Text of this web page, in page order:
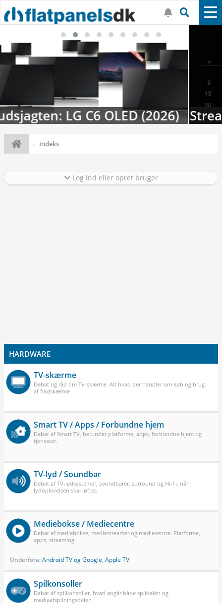
Streaming-kalenderen: Nyt i august
Indeks
Log ind eller opret bruger
HARDWARE
TV-skærme
Debat og råd om TV-skærme. Alt hvad der handler om køb og brug
af fladskærme
Smart TV / Apps / Forbundne hjem
Debat af Smart TV, herunder platforme, apps, forbundne hjem og
tjenester.
TV-lyd / Soundbar
Debat af TV-lydsystemer, soundbarer, surround og Hi-Fi, når
lydoplevelsen skal løftes
Mediebokse / Mediecentre
Debat af mediebokse, mediestreamer og mediecentre. Platforme,
apps, streaming.
Underfora:Android TV og Google, Apple TV
Spilkonsoller
Debat af spilkonsoller, hvad angår både spildelen og
medieafspilningsdelen